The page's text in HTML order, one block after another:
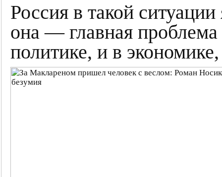
Россия в такой
она — главная
политике, и в